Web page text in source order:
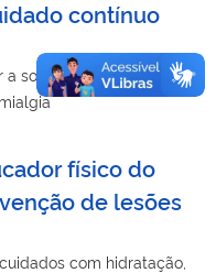
contínuo
a sociedade sobre a luta
físico do
de lesões
com hidratação,